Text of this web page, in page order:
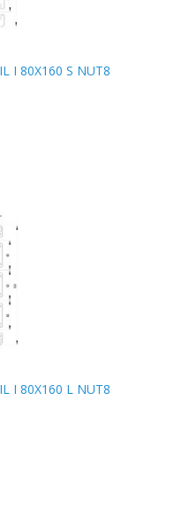
I 80X160 S NUT8
I 80X160 L NUT8